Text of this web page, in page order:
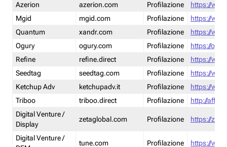
Azerion
azerion.com Profilazione
https://
Mgid
mgid.com Profilazione
https://
Quantum
xandr.com Profilazione
https://
Ogury
ogury.com Profilazione
https://
Refine
refine.direct Profilazione
https://
Seedtag
seedtag.com Profilazione
https://
Ketchup Adv
ketchupadv.it Profilazione
https://
Triboo
triboo.direct Profilazione
http://
Digital Venture /
Display
zetaglobal.com Profilazione https://
Digital Venture /
tune.com Profilazione https://